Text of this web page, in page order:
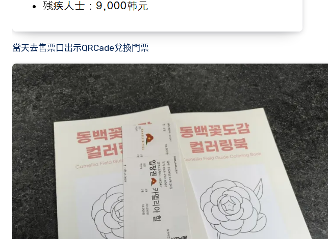
當天去售票口出示QRCade兌換門票